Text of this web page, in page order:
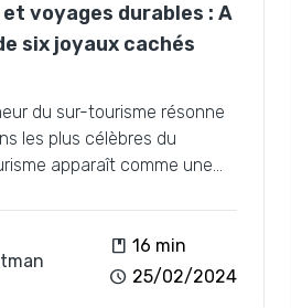
voyages durables : A
six joyaux cachés
du sur-tourisme résonne
les plus célèbres du
apparaît comme une
promouvant des pratiques
book 16 min
schedule 25/02/2024